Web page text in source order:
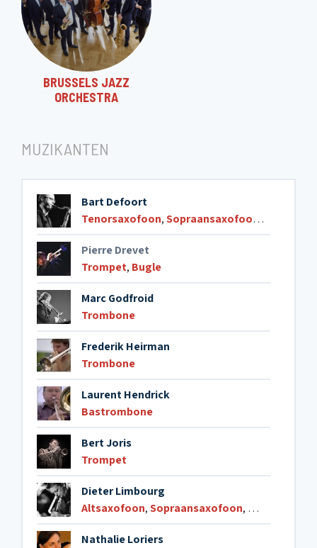
BRUSSELS JAZZ
ORCHESTRA
MUZIKANTEN
Bart Defoort
Tenorsaxofoon,Sopraansaxofoon ,
Pierre Drevet
Trompet, Bugle
Marc Godfroid
Trombone
Frederik Heirman
Trombone
Laurent Hendrick
Bastrombone
Bert Joris
Trompet
Dieter Limbourg
Altsaxofoon,Sopraansaxofoon, Klarinet
Nathalie Loriers